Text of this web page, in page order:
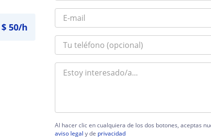
$50/h
Al hacer clic en cualquiera de los dos botones, aceptas
aviso legal y de privacidad